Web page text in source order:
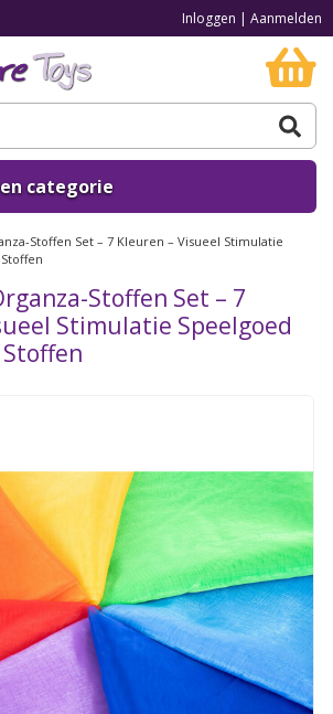
Inloggen | Aanmelden
categorie
Stoffen Set – 7 Kleuren – Visueel Stimulatie
Stoffen Set – 7
Stimulatie Speelgoed